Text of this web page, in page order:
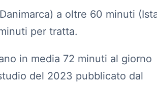
a oltre 60 minuti
per tratta.
in media 72 minuti al giorno
del 2023 pubblicato dal